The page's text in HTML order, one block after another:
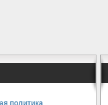
политика